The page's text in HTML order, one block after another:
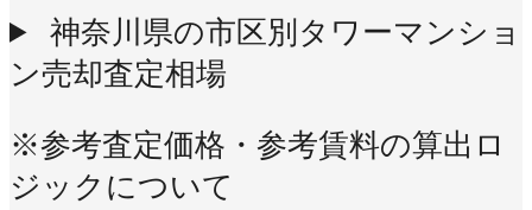
神奈川県の市区別タワーマンショ
ン売却査定相場
※参考査定価格・参考賃料の算出ロ
ジックについて